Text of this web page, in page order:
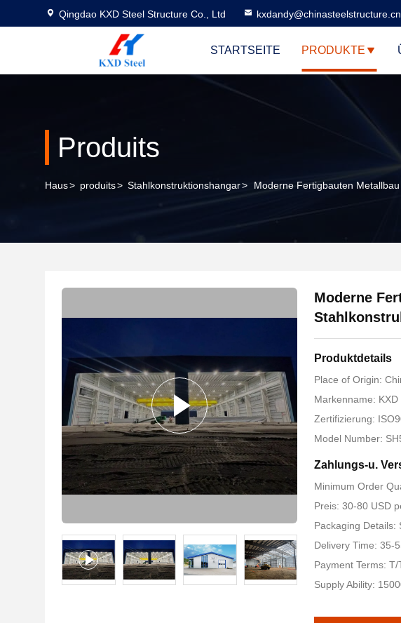
Qingdao KXD Steel Structure Co., Ltd kxdandy@chinasteelstructure.cn
STARTSEITE PRODUKTE
Produits
Haus> produits> Stahlkonstruktionshangar> Moderne Fertigbauten
Moderne
Produktdetails
Place of Origin:
Markenname:
Zertifizierung:
Model Number:
Zahlungs-u.
Minimum Order
Preis: 30-80 USD
Packaging Details:
Delivery Time: 35-
Payment Terms:
Supply Ability: